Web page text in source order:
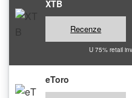
XTB
Recenze
U 75% retail
eToro